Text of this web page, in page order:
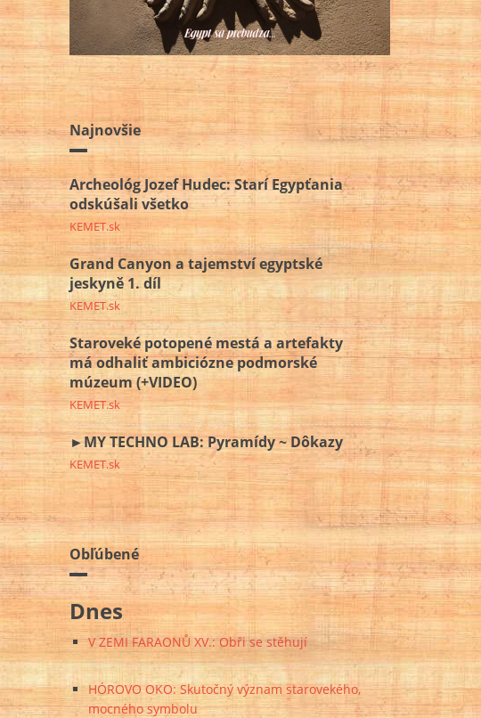
Najnovšie
Archeológ Jozef Hudec: Starí Egypťania
odskúšali všetko
KEMET.sk
Grand Canyon a tajemství egyptské
jeskyně 1. díl
KEMET.sk
Staroveké potopené mestá a artefakty
má odhaliť ambiciózne podmorské
múzeum (+VIDEO)
KEMET.sk
►MY TECHNO LAB: Pyramídy ~ Dôkazy
KEMET.sk
Obľúbené
Dnes
V ZEMI FARAONŮ XV.: Obři se stěhují
HÓROVO OKO: Skutočný význam starovekého,
mocného symbolu